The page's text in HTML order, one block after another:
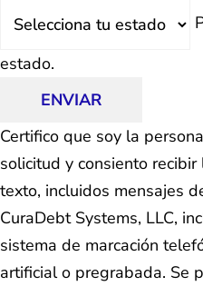
estado.
ENVIAR
Certifico que soy la
solicitud y consiento
texto, incluidos mensajes
CuraDebt Systems, LLC,
sistema de marcación
artificial o pregrabada. Se